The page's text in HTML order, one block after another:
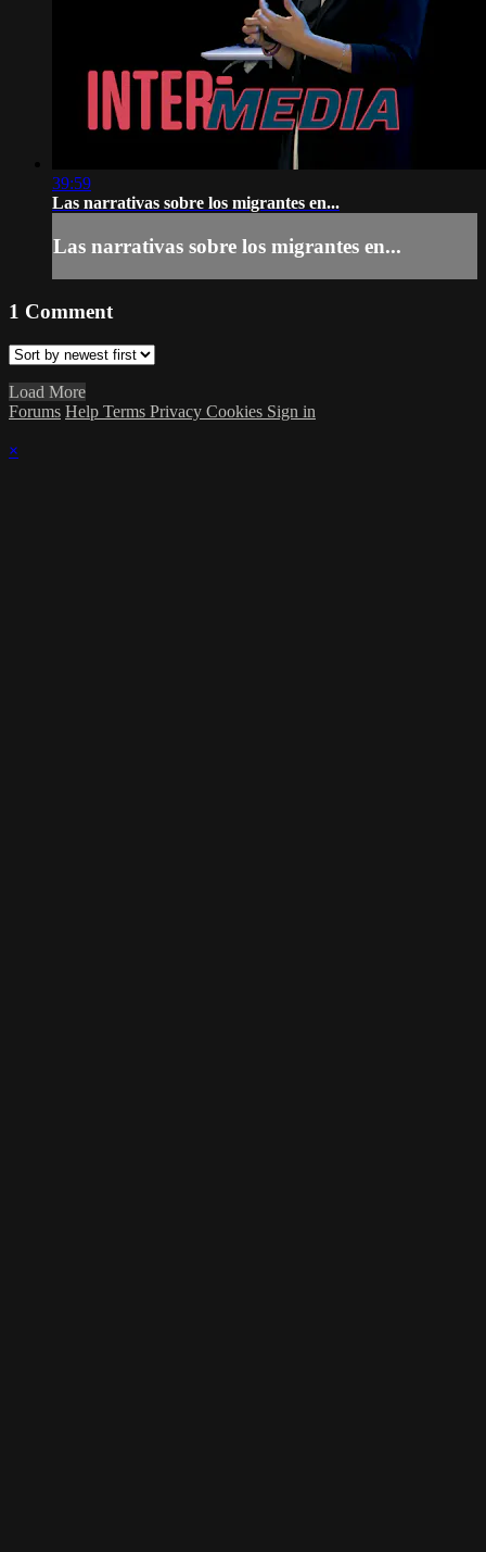
39:59
Las narrativas sobre los migrantes en...
Las narrativas sobre los migrantes en...
1 Comment
Load More
Forums Help Terms Privacy Cookies Sign in
×